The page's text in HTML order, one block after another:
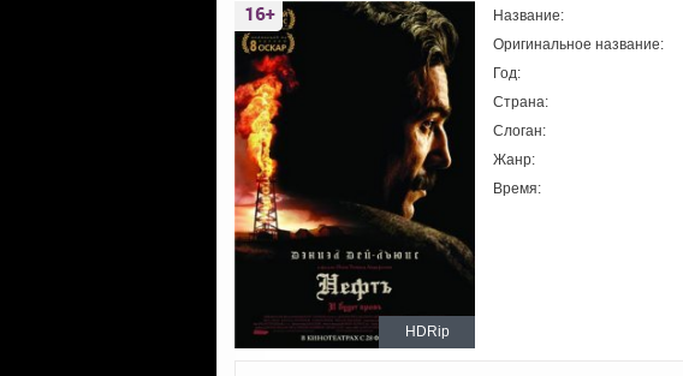
HDRip
Название:
Оригинальное название:
Год:
Страна:
Слоган:
Жанр:
Время: